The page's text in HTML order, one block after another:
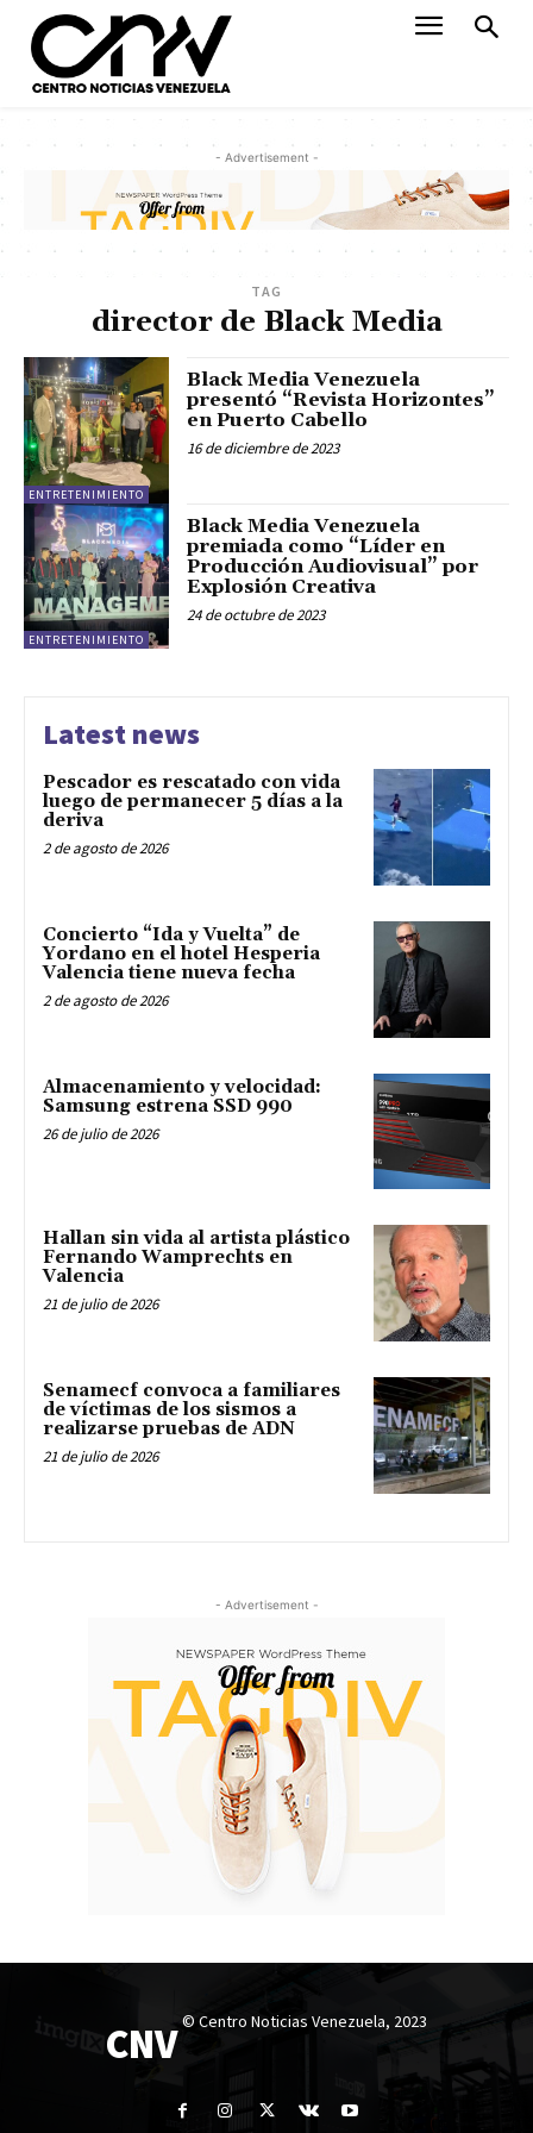
- Advertisement -
TAG
director de Black Media
ENTRETENIMIENTO
Black Media Venezuela
presentó “Revista Horizontes”
en Puerto Cabello
16 de diciembre de 2023
ENTRETENIMIENTO
Black Media Venezuela
premiada como “Líder en
Producción Audiovisual” por
Explosión Creativa
24 de octubre de 2023
Latest news
Pescador es rescatado con vida
luego de permanecer 5 días a la
deriva
2 de agosto de 2026
Concierto “Ida y Vuelta” de
Yordano en el hotel Hesperia
Valencia tiene nueva fecha
2 de agosto de 2026
Almacenamiento y velocidad:
Samsung estrena SSD 990
26 de julio de 2026
Hallan sin vida al artista plástico
Fernando Wamprechts en
Valencia
21 de julio de 2026
Senamecf convoca a familiares
de víctimas de los sismos a
realizarse pruebas de ADN
21 de julio de 2026
- Advertisement -
CNV © Centro Noticias Venezuela, 2023